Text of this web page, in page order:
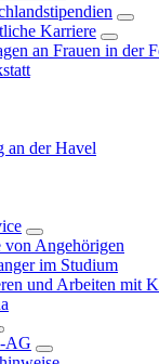
Karriere
an Frauen in der
an der Havel
von Angehörigen
im Studium
und Arbeiten mit
AG